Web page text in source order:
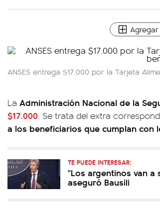
ANSES entrega $17.000 por la Tarjeta
La Administración Nacional de la
$17.000. Se trata del extra
a los beneficiarios que cumplan con
TE PUEDE INTERESAR:
"Los argentinos van
aseguró Bausili